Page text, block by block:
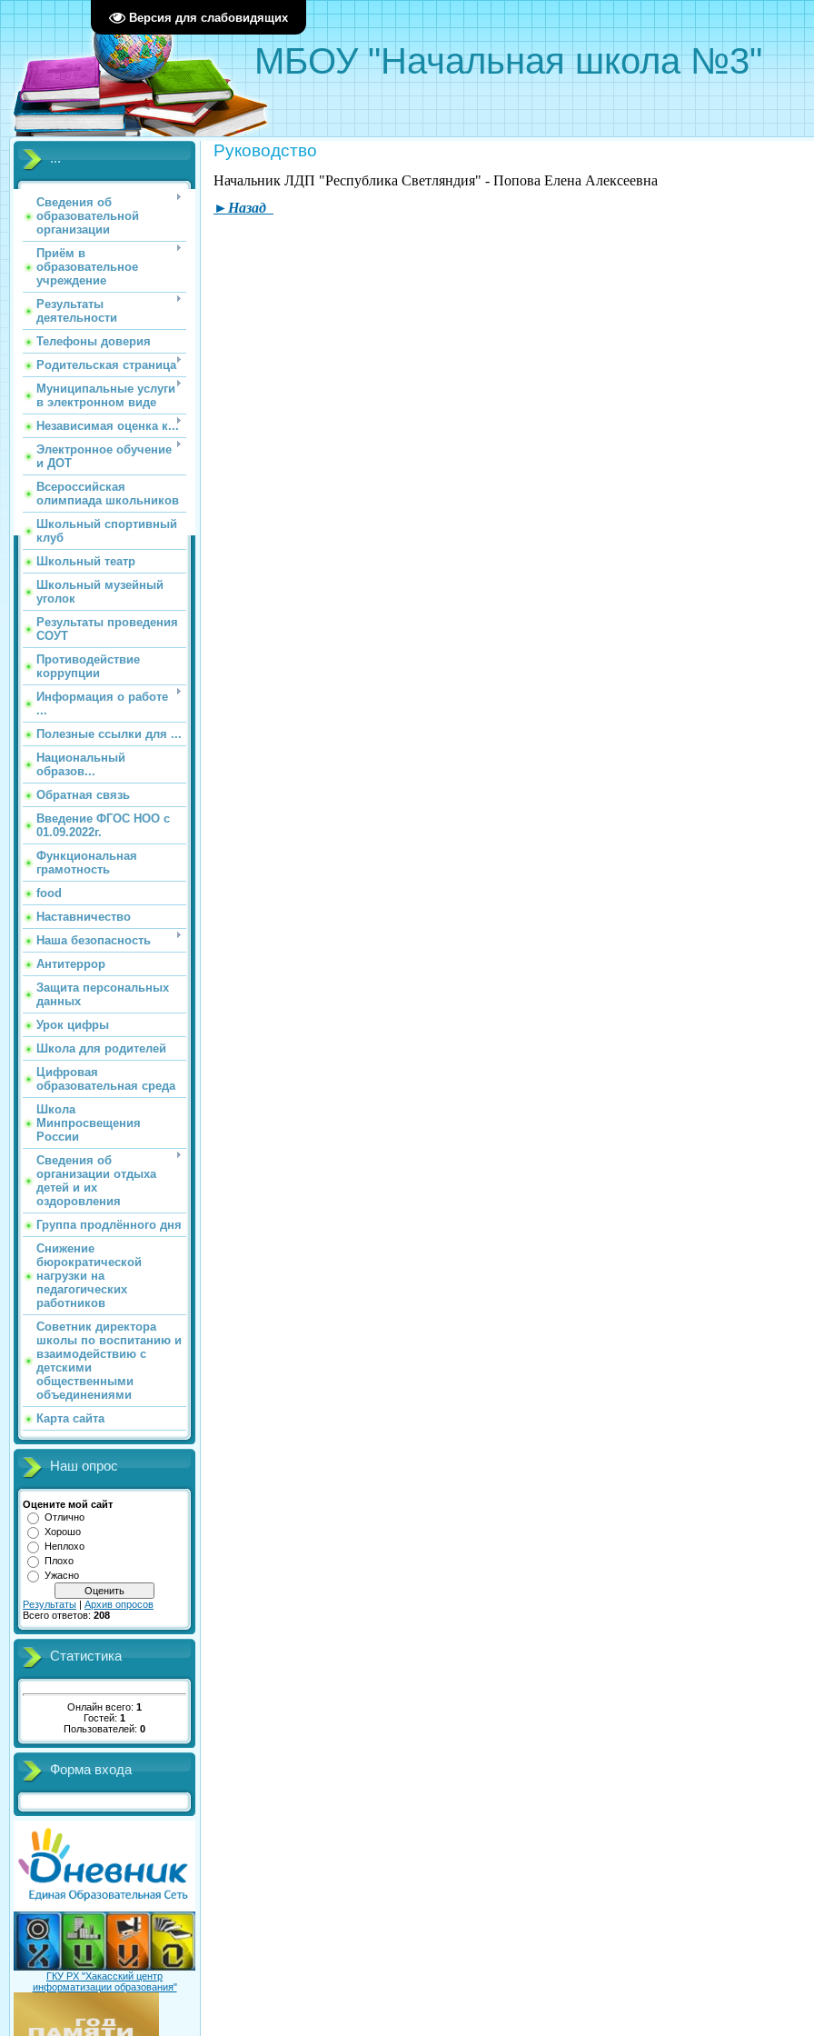
Версия для слабовидящих
МБОУ "Начальная школа №3"
...
Сведения об
образовательной
организации
Приём в
образовательное
учреждение
Результаты
деятельности
Телефоны доверия
Родительская страница
Муниципальные услуги
в электронном виде
Независимая оценка к...
Электронное обучение
и ДОТ
Всероссийская
олимпиада школьников
Школьный спортивный
клуб
Школьный театр
Школьный музейный
уголок
Результаты проведения
СОУТ
Противодействие
коррупции
Информация о работе
...
Полезные ссылки для ...
Национальный
образов...
Обратная связь
Введение ФГОС НОО с
01.09.2022г.
Функциональная
грамотность
food
Наставничество
Наша безопасность
Антитеррор
Защита персональных
данных
Урок цифры
Школа для родителей
Цифровая
образовательная среда
Школа
Минпросвещения
России
Сведения об
организации отдыха
детей и их
оздоровления
Группа продлённого дня
Снижение
бюрократической
нагрузки на
педагогических
работников
Советник директора
школы по воспитанию и
взаимодействию с
детскими
общественными
объединениями
Карта сайта
Наш опрос
Оцените мой сайт
Отлично
Хорошо
Неплохо
Плохо
Ужасно
Результаты | Архив опросов
Всего ответов: 208
Статистика
Онлайн всего: 1
Гостей: 1
Пользователей: 0
Форма входа
ГКУ РХ "Хакасский центр
информатизации образования"
Руководство
Начальник ЛДП "Республика Светляндия" - Попова Елена Алексеевна
►Назад